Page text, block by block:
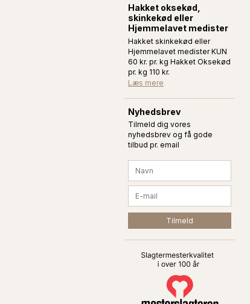
Hakket oksekød,
skinkekød eller
Hjemmelavet medister
Hakket skinkekød eller
Hjemmelavet medister KUN
60 kr. pr. kg Hakket Oksekød
pr. kg 110 kr.
Læs mere
Nyhedsbrev
Tilmeld dig vores
nyhedsbrev og få gode
tilbud pr. email